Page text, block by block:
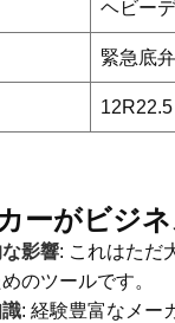
ヘビー
緊急底
ーがビジ
影響: これはただ
のツールです。
: 経験豊富なメー